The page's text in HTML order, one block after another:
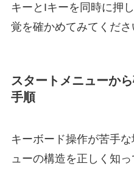
キーとIキーを同時に押
覚を確かめてみてくださ
スタートメニューか
手順
キーボード操作が苦手
ューの構造を正しく知